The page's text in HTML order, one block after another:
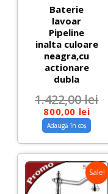
Baterie
lavoar
Pipeline
inalta culoare
neagra,cu
actionare
dubla
1.422,00lei
800,00 lei
Adaugă în coș
Sale!